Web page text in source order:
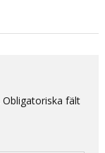
Obligatoriska fält